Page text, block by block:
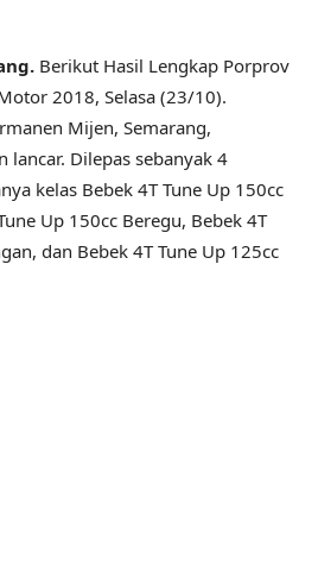
Berikut Hasil Lengkap Porprov
2018, Selasa (23/10).
Mijen, Semarang,
lancar. Dilepas sebanyak 4
kelas Bebek 4T Tune Up 150cc
Up 150cc Beregu, Bebek 4T
dan Bebek 4T Tune Up 125cc